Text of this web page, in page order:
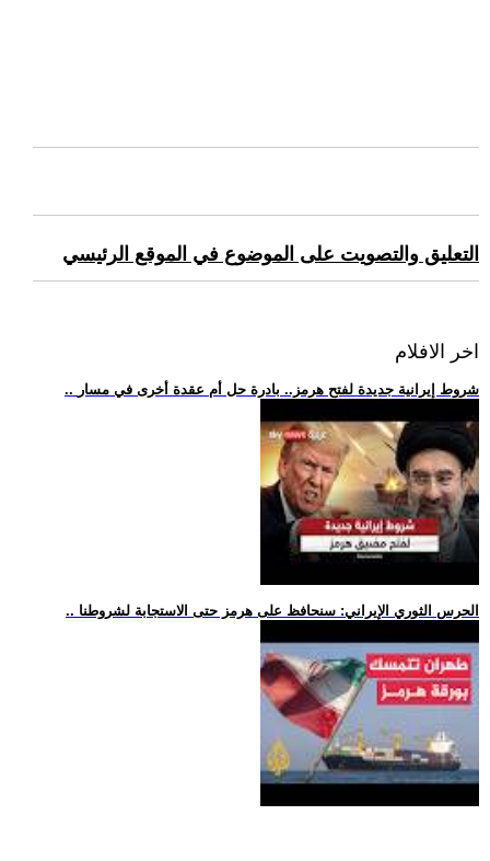
التعليق والتصويت على الموضوع في الموقع الرئيسي
اخر الافلام
.. شروط إيرانية جديدة لفتح هرمز.. بادرة حل أم عقدة أخرى في مسار
.. الحرس الثوري الإيراني: سنحافظ على هرمز حتى الاستجابة لشروطنا